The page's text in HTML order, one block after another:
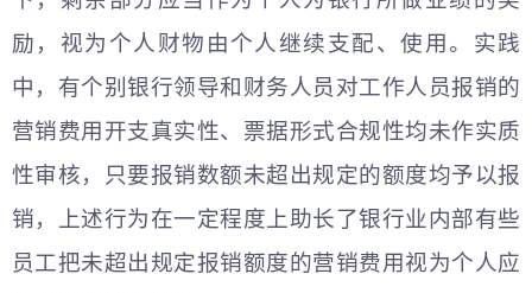
励，视为个人财物由个人继续支配、使用。实践
中，有个别银行领导和财务人员对工作人员报销的
营销费用开支真实性、票据形式合规性均未作实质
性审核，只要报销数额未超出规定的额度均予以报
销，上述行为在一定程度上助长了银行业内部有些
员工把未超出规定报销额度的营销费用视为个人应